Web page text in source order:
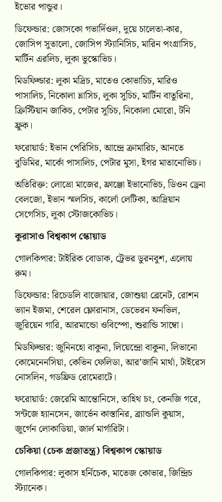
ইভোর পান্ডুর।
ডিফেন্ডার: জোসকো গভার্দিওল, দুয়ে চালেতা-কার,
জোসিপ সুতালো, জোসিপ স্ট্যানিসিচ, মারিন পংগ্রাসিচ,
মার্টিন এরলিচ, লুকা ভুস্কোভিচ।
মিডফিল্ডার: লুকা মদ্রিচ, মাতেও কোভাচিচ, মারিও
পাসালিচ, নিকোলা ভ্লাসিচ, লুকা সুচিচ, মার্টিন বাতুরিনা,
ক্রিস্টিয়ান জাকিচ, পেটার সুচিচ, নিকোলা মোরো, টনি
ফ্রুক।
ফরোয়ার্ড: ইভান পেরিসিচ, আন্দ্রে ক্রামারিচ, আনতে
বুডিমির, মার্কো পাসালিচ, পেটার মুসা, ইগর মাতানোভিচ।
অতিরিক্ত: লোভ্রো মাজের, ফ্রাঞ্জো ইভানোভিচ, ডিওন ড্রেনা
বেলজো, ইভান স্মলসিচ, কার্লো লেটিকা, আদ্রিয়ান
সেগেসিচ, লুকা স্টোজকোভিচ।
কুরাসাও বিশ্বকাপ স্কোয়াড
গোলকিপার: টাইরিক বোডাক, ট্রেভর ডুরনবুশ, এলোয়
রুম।
ডিফেন্ডার: রিচেডলি বাজোয়ার, জোশুয়া ব্রেনেট, রোশন
ভ্যান ইজমা, শেরেল ফ্লোরানাস, ডেভেরন ফনভিল,
জুরিয়েন গারি, আরমান্ডো ওবিস্পো, শুরান্ডি সাম্বো।
মিডফিল্ডার: জুনিনহো বাকুনা, লিয়েন্দ্রো বাকুনা, লিভানো
কোমেনেনসিয়া, কেভিন ফেলিডা, আর’জানি মার্থা, টাইরেস
নোসলিন, গডফ্রিড রোমেরাটে।
ফরোয়ার্ড: জেরেমি আন্তোনিসে, তাহিথ চং, কেনজি গরে,
সন্টজে হ্যানসেন, জার্ভেন কাস্তানির, ব্র্যান্ডলি কুয়াস,
জুর্গেন লোকাডিয়া, জার্ল মার্গারিটা।
চেকিয়া (চেক প্রজাতন্ত্র) বিশ্বকাপ স্কোয়াড
গোলকিপার: লুকাস হর্নিচেক, মাতেজ কোভার, জিন্দ্রিচ
স্ট্যানেক।